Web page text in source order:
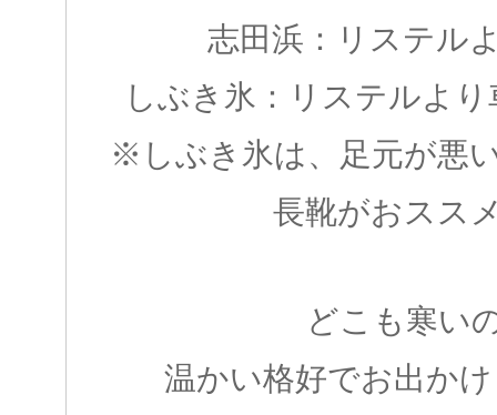
志田浜：リステル
しぶき氷：リステルよ
※しぶき氷は、足元が悪
長靴がおスス
どこも寒い
温かい格好でお出か